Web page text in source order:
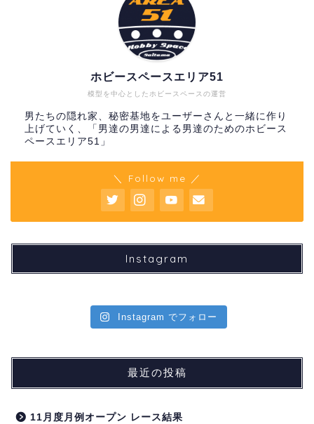
模型を中心としたホビースペースの運営
ホビースペースエリア51
男たちの隠れ家、秘密基地をユーザーさんと一緒に作り
上げていく、「男達の男達による男達のためのホビース
ペースエリア51」
＼ Follow me ／
Instagram
Instagram でフォロー
最近の投稿
11月度月例オープン レース結果